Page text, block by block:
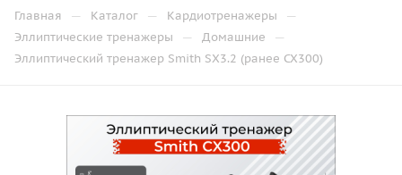
Главная — Каталог — Кардиотренажеры —
Эллиптические тренажеры — Домашние —
Эллиптический тренажер Smith SX3.2 (ранее CX300)